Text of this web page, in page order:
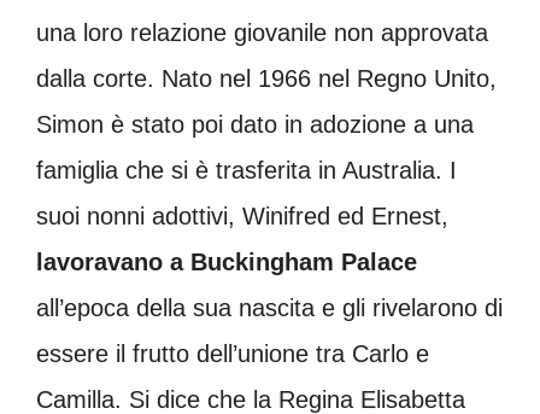
una loro relazione giovanile non approvata
dalla corte. Nato nel 1966 nel Regno Unito,
Simon è stato poi dato in adozione a una
famiglia che si è trasferita in Australia. I
suoi nonni adottivi, Winifred ed Ernest,
lavoravano a Buckingham Palace
all’epoca della sua nascita e gli rivelarono di
essere il frutto dell’unione tra Carlo e
Camilla. Si dice che la Regina Elisabetta